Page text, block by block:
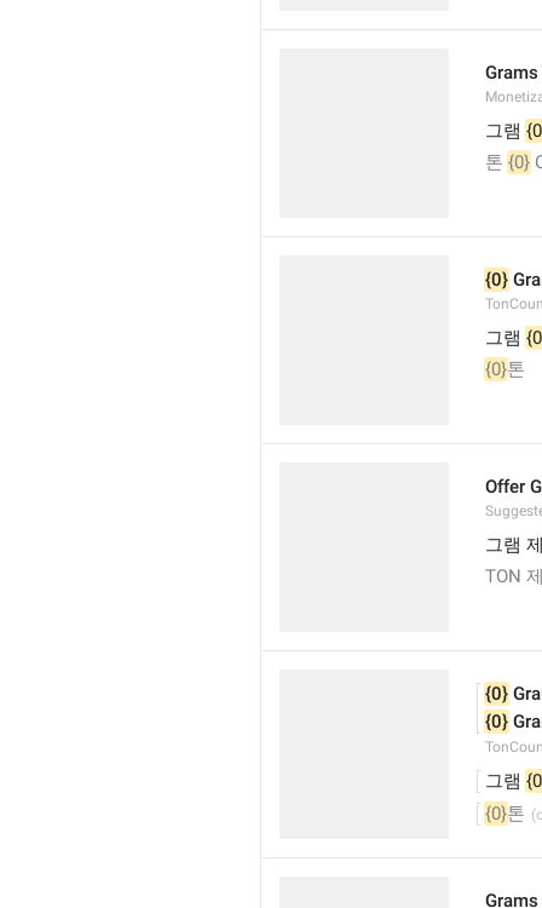
Grams
그램
톤 {0}
{0}
그램
{0}톤
Offer
그램
TON
{0}
{0}
그램
{0}톤
Grams